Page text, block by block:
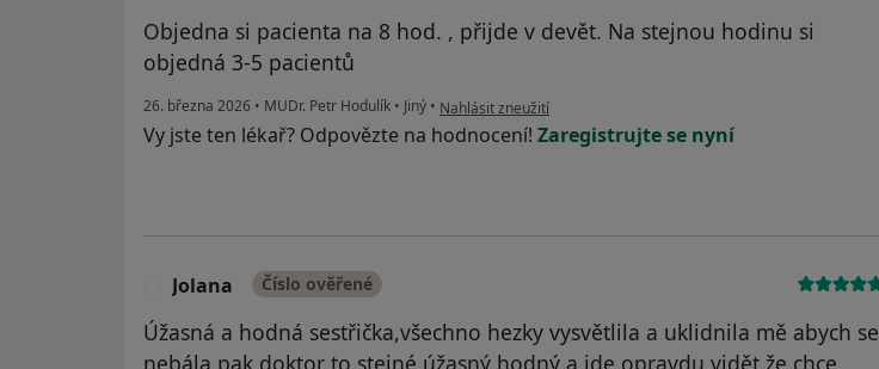
Objedna si pacienta na 8 hod. , přijde v devět. Na stejnou hodinu si
objedná 3-5 pacientů
26. března 2026 • MUDr. Petr Hodulík • Jiný • podle názoru uživatele MT
Nahlásit zneužití
Vy jste ten lékař? Odpovězte na hodnocení! Zaregistrujte se nyní
Jolana Číslo ověřené
Úžasná a hodná sestřička,všechno hezky vysvětlila a uklidnila mě abych se